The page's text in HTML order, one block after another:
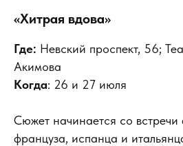
«Хитрая вдова»
Где: Невский проспект, 56;
Акимова
Когда: 26 и 27 июля
Сюжет начинается со встречи
француза, испанца и